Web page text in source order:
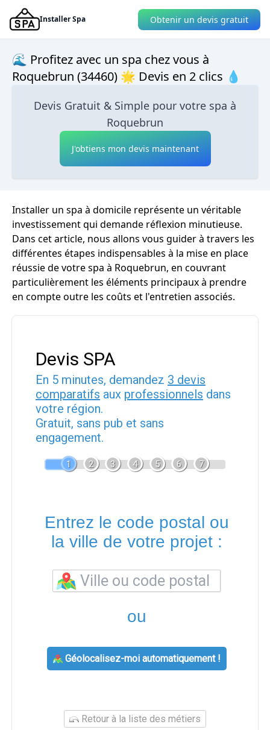
Installer Spa Obtenir un devis gratuit
🌊 Profitez avec un spa chez vous à
Roquebrun (34460) 🌟 Devis en 2 clics 💧
Devis Gratuit & Simple pour votre spa à
Roquebrun
J'obtiens mon devis maintenant
Installer un spa à domicile représente un véritable
investissement qui demande réflexion minutieuse.
Dans cet article, nous allons vous guider à travers les
différentes étapes indispensables à la mise en place
réussie de votre spa à Roquebrun, en couvrant
particulièrement les éléments principaux à prendre
en compte outre les coûts et l'entretien associés.
Devis SPA
En 5 minutes, demandez 3 devis
comparatifs aux professionnels dans
votre région.
Gratuit, sans pub et sans
engagement.
1 2 3 4 5 6 7
Entrez le code postal ou
la ville de votre projet :
ou
Géolocalisez-moi automatiquement !
Retour à la liste des métiers